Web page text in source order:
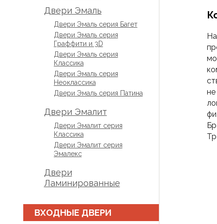
Двери Эмаль
Двери Эмаль серия Багет
Двери Эмаль серия
Граффити и 3D
Двери Эмаль серия
Классика
Двери Эмаль серия
Неоклассика
Двери Эмаль серия Патина
Двери Эмалит
Двери Эмалит серия
Классика
Двери Эмалит серия
Эмалекс
Двери
Ламинированные
ВХОДНЫЕ ДВЕРИ